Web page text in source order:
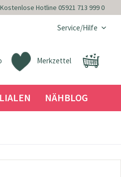
Kostenlose Hotline 05921 713 999 0
Service/Hilfe
Merkzettel
NÄHBLOG